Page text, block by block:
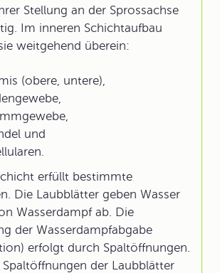
Stellung an der Sprossachse
Im inneren Schichtaufbau
weitgehend überein:
(obere, untere),
und
erfüllt bestimmte
Die Laubblätter geben Wasser
Wasserdampf ab. Die
der Wasserdampfabgabe
erfolgt durch Spaltöffnungen.
der Laubblätter